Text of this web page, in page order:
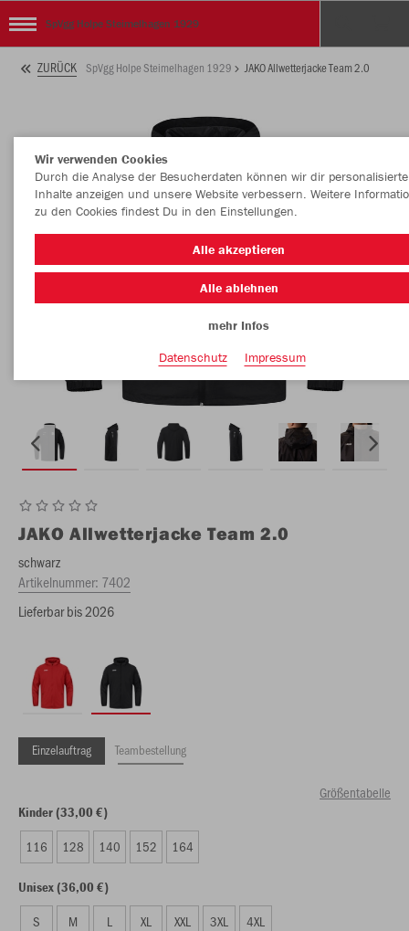
SpVgg Holpe Steimelhagen 1929
ZURÜCK SpVgg Holpe Steimelhagen 1929 JAKO Allwetterjacke Team 2.0
JAKO Allwetterjacke Team 2.0
schwarz
Artikelnummer: 7402
Lieferbar bis 2026
Einzelauftrag Teambestellung
Größentabelle
Kinder (33,00 €)
116 128 140 152 164
Unisex (36,00 €)
S M L XL XXL 3XL 4XL
Wir verwenden Cookies
Durch die Analyse der Besucherdaten können wir dir personalisierte
Inhalte anzeigen und unsere Website verbessern. Weitere
zu den Cookies findest Du in den Einstellungen.
Alle akzeptieren
Alle ablehnen
mehr Infos
Datenschutz
Impressum